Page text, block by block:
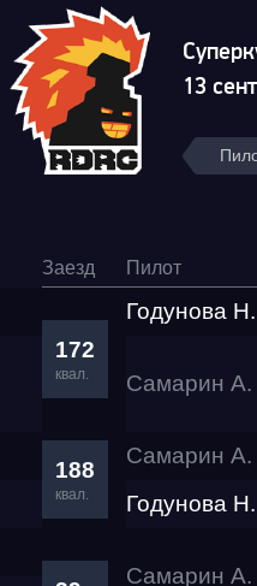
13
Заезд Пилот
172
квал.
Годунова Н.
Самарин А.
188
квал.
Самарин А.
Годунова Н.
Самарин А.